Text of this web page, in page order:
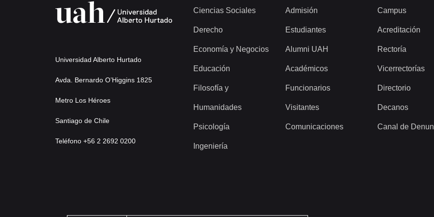
Universidad Alberto Hurtado
Avda. Bernardo O’Higgins 1825
Metro Los Héroes
Santiago de Chile
Teléfono +56 2 2692 0200
Ciencias Sociales
Derecho
Economía y Negocios
Educación
Filosofía y
Humanidades
Psicología
Ingeniería
Admisión
Estudiantes
Alumni UAH
Académicos
Funcionarios
Visitantes
Comunicaciones
Campus
Acreditación
Rectoría
Vicerrectorías
Directorio
Decanos
Canal de